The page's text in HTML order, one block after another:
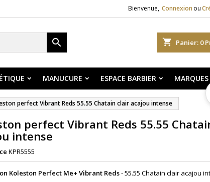
Bienvenue, Connexion ou
shopping_cart Panier: 0

MANUCURE ESPACE BARBIER MARQUES
perfect Vibrant Reds 55.55 Chatain clair acajou intense
perfect Vibrant Reds 55.55
intense
KPR5555
Koleston Perfect Me+ Vibrant Reds- 55.55 Chatain clair acajou